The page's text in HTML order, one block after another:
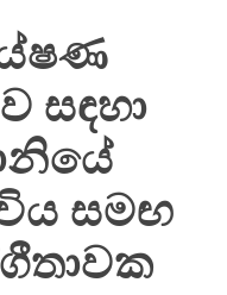
සඳහා
සමඟ